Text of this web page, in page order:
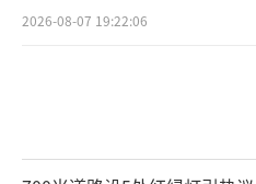
2026-08-07 19:22:06